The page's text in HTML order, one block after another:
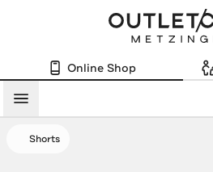
Online Shop
Menü
Shorts